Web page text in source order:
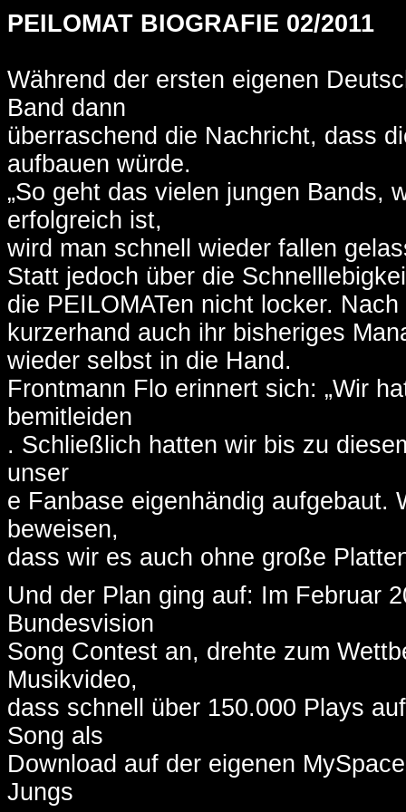
PEILOMAT BIOGRAFIE 02/2011
Während der ersten eigenen
Band dann
überraschend die Nachricht, dass
aufbauen würde.
„So geht das vielen jungen Bands,
erfolgreich ist,
wird man schnell wieder fallen
Statt jedoch über die
die PEILOMATen nicht locker.
kurzerhand auch ihr bisheriges
wieder selbst in die Hand.
Frontmann Flo erinnert sich: „Wir
bemitleiden
. Schließlich hatten wir bis zu
unser
e Fanbase eigenhändig aufgebaut.
beweisen,
dass wir es auch ohne große
Und der Plan ging auf: Im Februar
Bundesvision
Song Contest an, drehte zum
Musikvideo,
dass schnell über 150.000 Plays
Song als
Download auf der eigenen
Jungs